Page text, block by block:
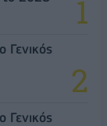
Γενικός
Γενικός